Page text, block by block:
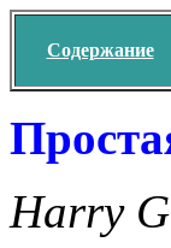
Содержание
Harry